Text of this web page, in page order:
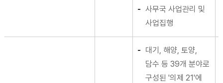
사무국 사업관리 및
사업집행
대기, 해양, 토양,
담수 등 39개 분야로
구성된 '의제 21'에